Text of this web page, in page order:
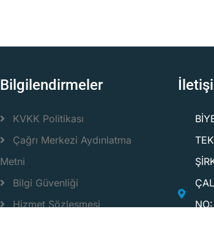
Bilgilendirmeler
KVKK Politikası
Çağrı Merkezi Aydınlatma
Metni
Bilgi Güvenliği
Hizmet Sözleşmesi